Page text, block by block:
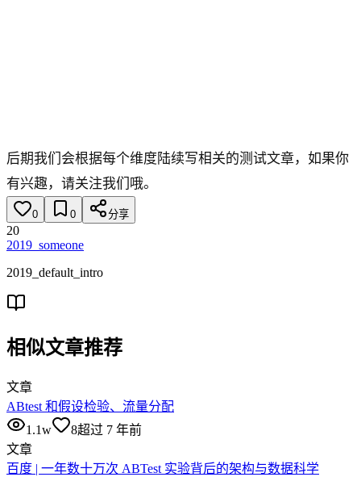
后期我们会根据每个维度陆续写相关的测试文章，如果你
有兴趣，请关注我们哦。
0 0 分享
20
2019_someone
2019_default_intro
相似文章推荐
文章
ABtest 和假设检验、流量分配
1.1w
8超过 7 年前
文章
百度 | 一年数十万次 ABTest 实验背后的架构与数据科学